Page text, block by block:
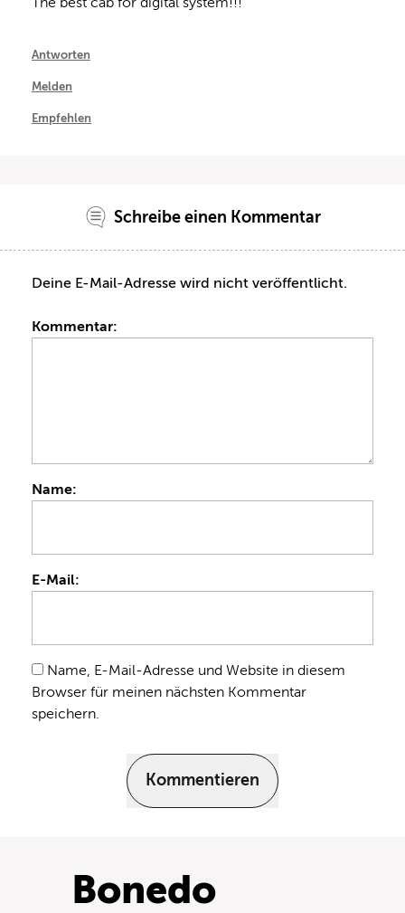
Antworten
Melden
Empfehlen
Schreibe einen Kommentar
Deine E-Mail-Adresse wird nicht veröffentlicht.
Kommentar:
Name:
E-Mail:
Name, E-Mail-Adresse und Website in diesem
Browser für meinen nächsten Kommentar
speichern.
Kommentieren
Bonedo